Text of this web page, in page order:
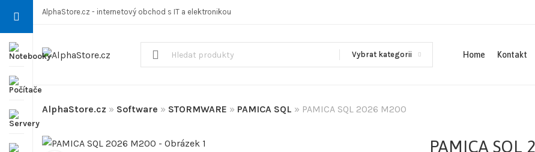
AlphaStore.cz - internetový obchod s IT a elektronikou
Vybrat kategorii Home Kontakt
AlphaStore.cz » Software » STORMWARE » PAMICA SQL » PAMICA SQL 2026 M200
PAMICA SQL